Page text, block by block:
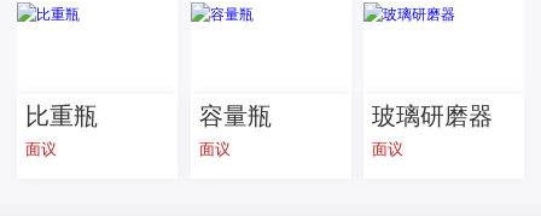
家居用 按需
比重瓶
面议
容量瓶
面议
玻璃研磨器
面议